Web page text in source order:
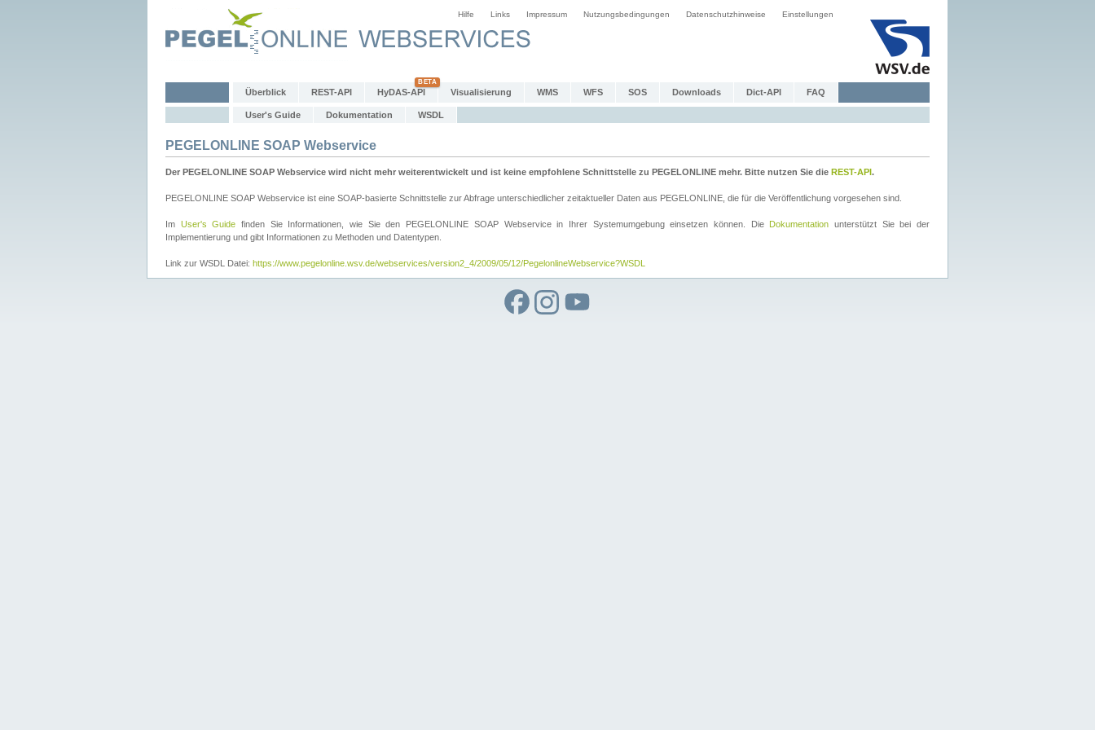
Hilfe Links Impressum Nutzungsbedingungen Datenschutzhinweise Einstellungen
Überblick REST-API HyDAS-API Visualisierung WMS WFS SOS Downloads Dict-API FAQ
User's Guide Dokumentation WSDL
PEGELONLINE SOAP Webservice
Der PEGELONLINE SOAP Webservice wird nicht mehr weiterentwickelt und ist keine empfohlene Schnittstelle zu PEGELONLINE mehr. Bitte nutzen Sie die REST-API.
PEGELONLINE SOAP Webservice ist eine SOAP-basierte Schnittstelle zur Abfrage unterschiedlicher zeitaktueller Daten aus PEGELONLINE, die für die Veröffentlichung vorgesehen sind.
Im User's Guide finden Sie Informationen, wie Sie den PEGELONLINE SOAP Webservice in Ihrer Systemumgebung einsetzen können. Die Dokumentation unterstützt Sie bei der
Implementierung und gibt Informationen zu Methoden und Datentypen.
Link zur WSDL Datei: https://www.pegelonline.wsv.de/webservices/version2_4/2009/05/12/PegelonlineWebservice?WSDL